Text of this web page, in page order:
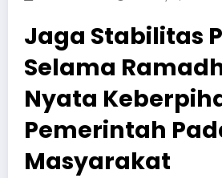
Jaga Stabilitas
Selama
Nyata
Pemerintah
Masyarakat